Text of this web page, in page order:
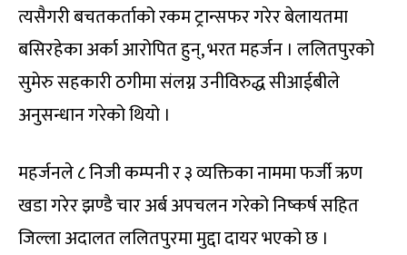
त्यसैगरी बचतकर्ताको रकम ट्रान्सफर गरेर बेलायतमा
बसिरहेका अर्का आरोपित हुन्, भरत महर्जन । ललितपुरको
सुमेरु सहकारी ठगीमा संलग्न उनीविरुद्ध सीआईबीले
अनुसन्धान गरेको थियो ।
महर्जनले ८ निजी कम्पनी र ३ व्यक्तिका नाममा फर्जी ऋण
खडा गरेर झण्डै चार अर्ब अपचलन गरेको निष्कर्ष सहित
जिल्ला अदालत ललितपुरमा मुद्दा दायर भएको छ ।